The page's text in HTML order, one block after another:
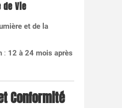
de Vie
et de la
: 12 à 24 mois après
Conformité